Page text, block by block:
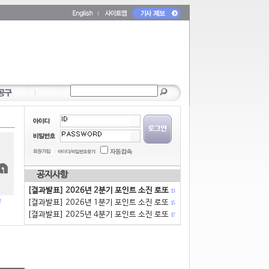
공지사항
[결과발표] 2026년 2분기 포인트 소진 로또 13
[결과발표] 2026년 1분기 포인트 소진 로또 15
[결과발표] 2025년 4분기 포인트 소진 로또 17